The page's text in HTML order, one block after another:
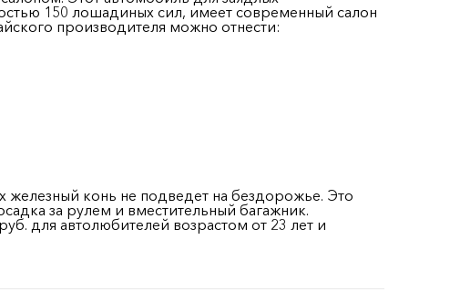
150 лошадиных сил, имеет современный салон
производителя можно отнести:
железный конь не подведет на бездорожье. Это
за рулем и вместительный багажник.
для автолюбителей возрастом от 23 лет и